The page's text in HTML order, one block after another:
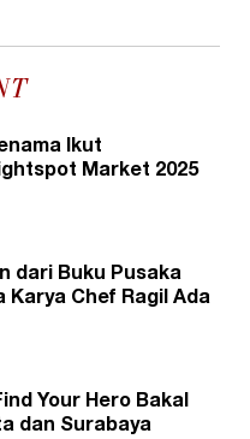
Ikut
Market 2025
dari Buku Pusaka
Karya Chef Ragil Ada
Your Hero Bakal
dan Surabaya